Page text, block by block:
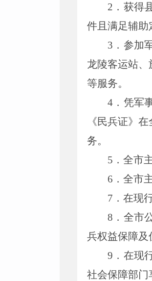
2 ． 获得
件 且满足辅
3 ． 参加
龙陵客运站、
等服务。
4 ． 凭军
《民兵证》
务。
5 ． 全市
6 ． 全市
7 ． 在现
8 ． 全市
兵权益保障及
9 ． 在现
社会保障部门